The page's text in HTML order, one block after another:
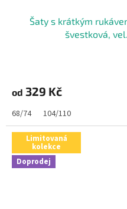
Šaty s krátkým
švestková,
od 329 Kč
68/74 104/110
Limitovaná
kolekce
Doprodej